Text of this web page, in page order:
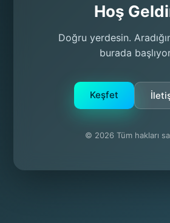
Hoş
Doğru yerdesin.
burada
Keşfet
© 2026 Tüm hakları